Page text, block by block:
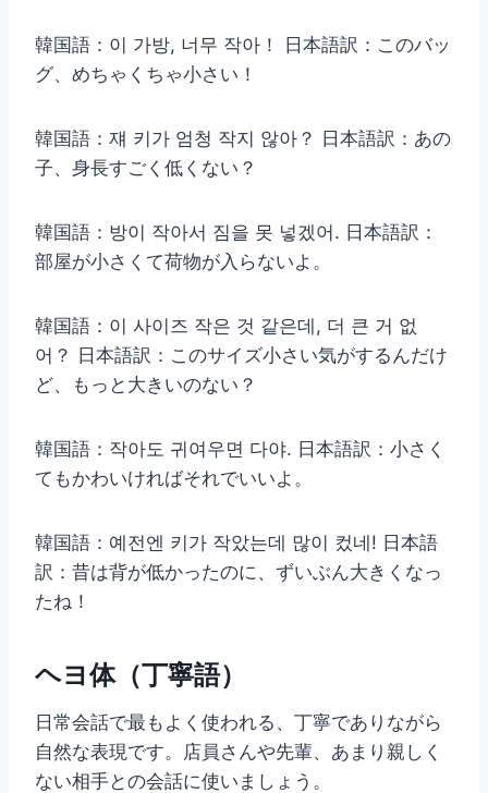
韓国語：이 가방, 너무 작아！ 日本語訳：このバッ
グ、めちゃくちゃ小さい！
韓国語：쟤 키가 엄청 작지 않아？ 日本語訳：あの
子、身長すごく低くない？
韓国語：방이 작아서 짐을 못 넣겠어. 日本語訳：
部屋が小さくて荷物が入らないよ。
韓国語：이 사이즈 작은 것 같은데, 더 큰 거 없
어？ 日本語訳：このサイズ小さい気がするんだけ
ど、もっと大きいのない？
韓国語：작아도 귀여우면 다야. 日本語訳：小さく
てもかわいければそれでいいよ。
韓国語：예전엔 키가 작았는데 많이 컸네! 日本語
訳：昔は背が低かったのに、ずいぶん大きくなっ
たね！
ヘヨ体（丁寧語）
日常会話で最もよく使われる、丁寧でありながら
自然な表現です。店員さんや先輩、あまり親しく
ない相手との会話に使いましょう。